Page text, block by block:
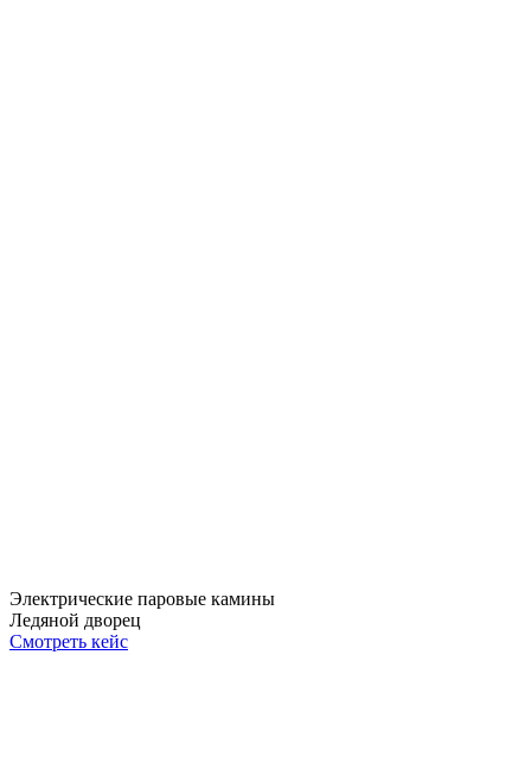
Электрические паровые камины
Ледяной дворец
Смотреть кейс